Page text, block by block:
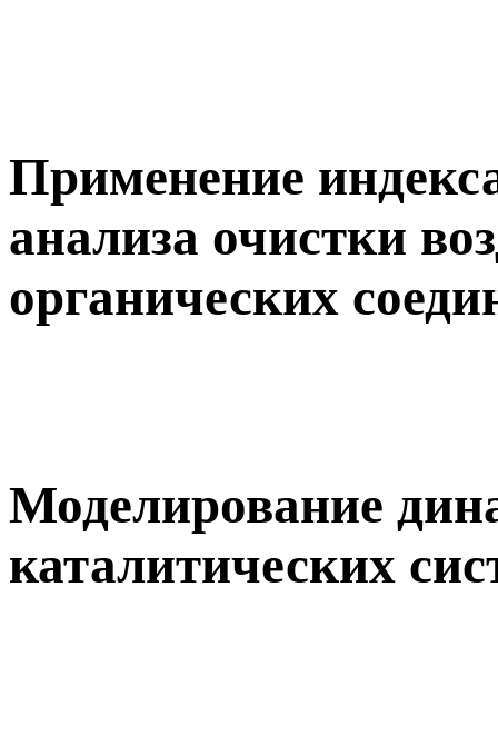
Применение
анализа очистки
органических
Моделирование
каталитических